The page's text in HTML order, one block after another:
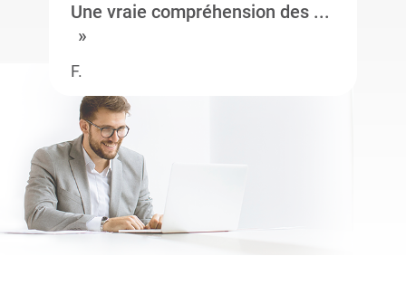
Une vraie compréhension des ...
F.